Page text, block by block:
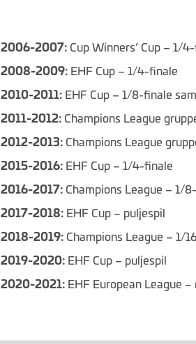
2006-2007: Cup Winners’ Cup – 1/
2008-2009: EHF Cup – 1/4-finale
2010-2011: EHF Cup – 1/8-finale
2011-2012: Champions League
2012-2013: Champions League
2015-2016: EHF Cup – 1/4-finale
2016-2017: Champions League – 1/
2017-2018: EHF Cup – puljespil
2018-2019: Champions League – 1/
2019-2020: EHF Cup – puljespil
2020-2021: EHF European League –